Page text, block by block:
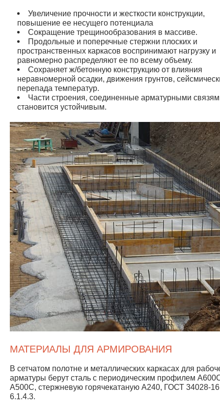
Увеличение прочности и жесткости конструкции,
повышение ее несущего потенциала
Сокращение трещинообразования в массиве.
Продольные и поперечные стержни плоских и
пространственных каркасов воспринимают нагрузку и
равномерно распределяют ее по всему объему.
Сохраняет ж/бетонную конструкцию от влияния
неравномерной осадки, движения грунтов,
перепада температур.
Части строения, соединенные арматурными
становится устойчивым.
МАТЕРИАЛЫ ДЛЯ АРМИРОВАНИЯ
В сетчатом полотне и металлических каркасах для
арматуры берут сталь с периодическим профилем
А500С, стержневую горячекатаную А240, ГОСТ 34028-
6.1.4.3.